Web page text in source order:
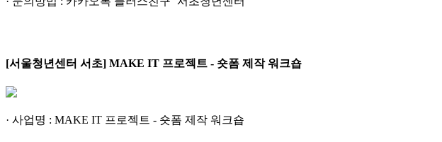
[서울청년센터 서초] MAKE IT 프로젝트 - 숏폼 제작 워크숍
· 사업명 : MAKE IT 프로젝트 - 숏폼 제작 워크숍